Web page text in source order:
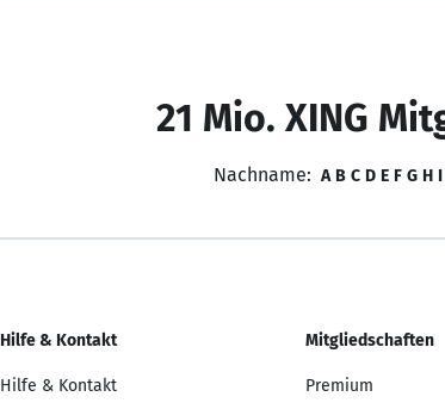
21 Mio. XING
Nachname: A B C D E F G H I
Hilfe & Kontakt
Hilfe & Kontakt
Mitgliedschaften
Premium